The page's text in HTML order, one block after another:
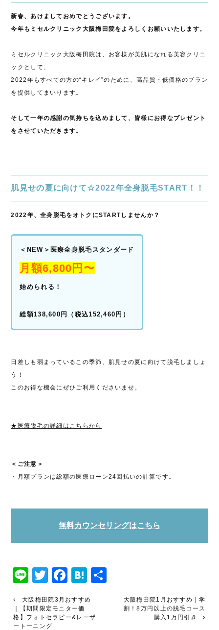
新春、あけましておめでとうございます。
今年もミセルクリニック大阪梅田院をよろしくお願いいたします。
ミセルクリニック大阪梅田院は、お客様が美肌になれる美容クリニ
ックとして、
2022年もすべての方の“キレイ”のために、高品質・低価格のプラン
を提供してまいります。
そして一年の感謝の気持ちを込めまして、皆様にお得なプレゼント
をさせていただきます。
肌見せの夏に向けて☆2022年全身脱毛START！！
2022年、全身脱毛をオトクにSTARTしませんか？
＜NEW＞医療全身脱毛スタンダード
月額6,800円〜
始められる！
総額138,600円（税込152,460円）
日差しも弱まっているこの季節、肌見せの夏に向けて脱毛しましょ
う！
このお得な機会にぜひご利用くださいませ。
★医療脱毛の詳細はこちらから
＜ご注意＞
・月額プランは総額の医療ローン24回払いの計算です。
無料カウンセリングはこちら
LineTwitter
Facebook
Hatena
大阪梅田院3月おすすめ
｜【期間限定モニター価
格】フォトセラピー&レーザ
ートーニング
大阪梅田院1月おすすめ｜学
割！8万円以上の脱毛コース
購入1万円引き